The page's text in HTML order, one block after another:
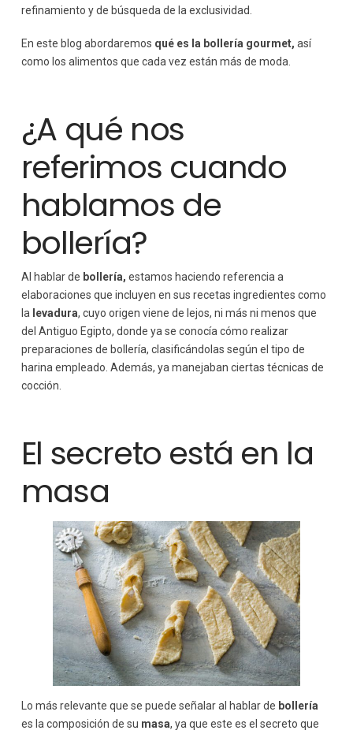
refinamiento y de búsqueda de la exclusividad.
En este blog abordaremos qué es la bollería gourmet, así
como los alimentos que cada vez están más de moda.
¿A qué nos
referimos cuando
hablamos de
bollería?
Al hablar de bollería, estamos haciendo referencia a
elaboraciones que incluyen en sus recetas ingredientes como
la levadura, cuyo origen viene de lejos, ni más ni menos que
del Antiguo Egipto, donde ya se conocía cómo realizar
preparaciones de bollería, clasificándolas según el tipo de
harina empleado. Además, ya manejaban ciertas técnicas de
cocción.
El secreto está en la
masa
Lo más relevante que se puede señalar al hablar de bollería
es la composición de su masa, ya que este es el secreto que